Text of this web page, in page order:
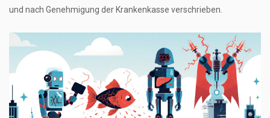
und nach Genehmigung der Krankenkasse verschrieben.